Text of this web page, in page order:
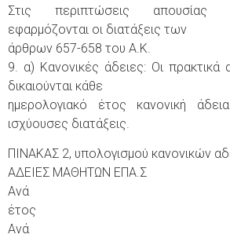
Στις περιπτώσεις απουσίας
εφαρμόζονται οι διατάξεις των
άρθρων 657-658 του Α.Κ.
9. α) Κανονικές άδειες: Οι πρακτικά
δικαιούνται κάθε
ημερολογιακό έτος κανονική
ισχύουσες διατάξεις.
ΠΙΝΑΚΑΣ 2, υπολογισμού κανονικών
ΑΔΕΙΕΣ ΜΑΘΗΤΩΝ ΕΠΑ.Σ
Ανά
έτος
Ανά